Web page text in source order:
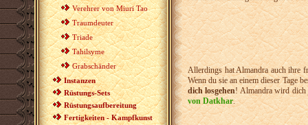
Verehrer von Miuri Tao
Traumdeuter
Triade
Tahilsyme
Grabschänder
Instanzen
Rüstungs-Sets
Rüstungsaufbereitung
Fertigkeiten - Kampfkunst
Allerdings hat Almandra auch ihre
Wenn du sie an einem dieser Tage
dich losgehen! Almandra wird dich
von Datkhar.